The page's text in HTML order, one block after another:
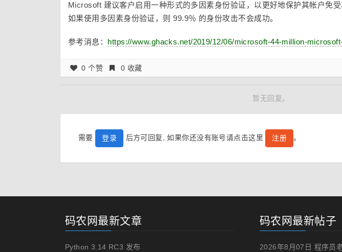
Microsoft 建议客户启用一种形式的多因素身份验证，以更好地保护其帐户免
如果使用多因素身份验证，则 99.9％ 的身份攻击不会成功。
参考消息： https://www.ghacks.net/2019/12/06/microsoft-44-million-
0 个赞 0 收藏
暂无回复。
需要 登录 后方可回复, 如果你还没有账号请点击这里 注册 。
码农网最新文章
Python 3.14 RC3 发布
码农网最新帖子